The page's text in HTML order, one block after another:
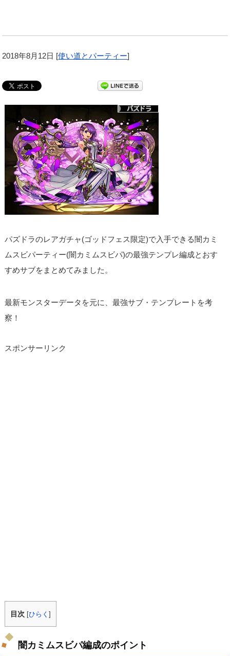
2018年8月12日 [使い道とパーティー]
パズドラのレアガチャ(ゴッドフェス限定)で入手できる闇カミ
ムスビパーティー(闇カミムスビパ)の最強テンプレ編成とおす
すめサブをまとめてみました。
最新モンスターデータを元に、最強サブ・テンプレートを考
察！
スポンサーリンク
目次 [ひらく]
闇カミムスビパ編成のポイント